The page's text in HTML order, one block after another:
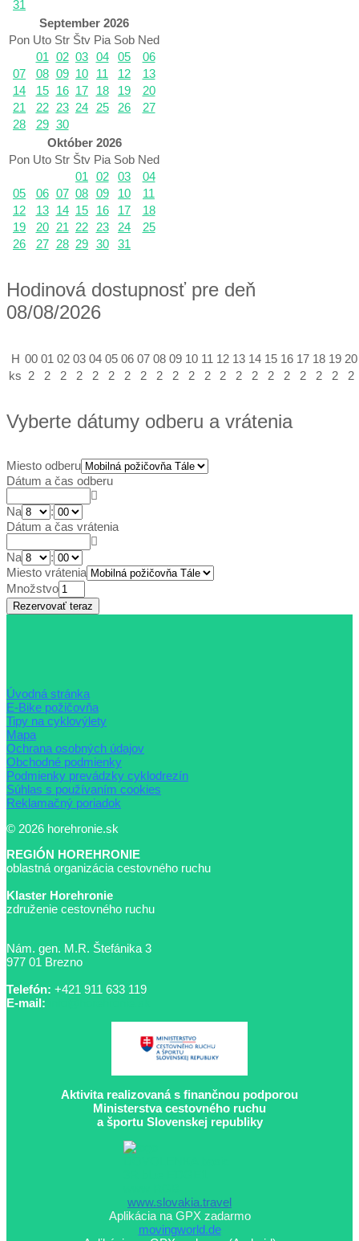
31
September 2026
Pon Uto Str Štv Pia Sob Ned
01 02 03 04 05
06
07
08 09 10 11 12
13
14
15 16 17 18 19
20
21
22 23 24 25 26
27
28
29 30
Október 2026
Pon Uto Str Štv Pia Sob Ned
01
02 03
04
05
06 07 08 09 10
11
12
13 14 15 16 17
18
19
20 21 22 23 24
25
26
27 28 29 30 31
Hodinová dostupnosť pre deň
08/08/2026
H 00 01 02 03 04 05 06 07 08 09 10 11 12 13 14 15 16 17 18 19 20
ks 2 2 2 2 2 2 2 2 2 2 2 2 2 2 2 2 2 2 2 2 2
Vyberte dátumy odberu a vrátenia
Miesto odberu
Dátum a čas odberu
Na
:
Dátum a čas vrátenia
Na
:
Miesto vrátenia
Množstvo
Úvodná stránka
E-Bike požičovňa
Tipy na cyklovýlety
Mapa
Ochrana osobných údajov
Obchodné podmienky
Podmienky prevádzky cyklodrezín
Súhlas s používaním cookies
Reklamačný poriadok
© 2026 horehronie.sk
REGIÓN HOREHRONIE
oblastná organizácia cestovného ruchu
Klaster Horehronie
združenie cestovného ruchu
Nám. gen. M.R. Štefánika 3
977 01 Brezno
Telefón: +421 911 633 119
E-mail:
Aktivita realizovaná s finančnou podporou
Ministerstva cestovného ruchu
a športu Slovenskej republiky
www.slovakia.travel
Aplikácia na GPX zadarmo
movingworld.de